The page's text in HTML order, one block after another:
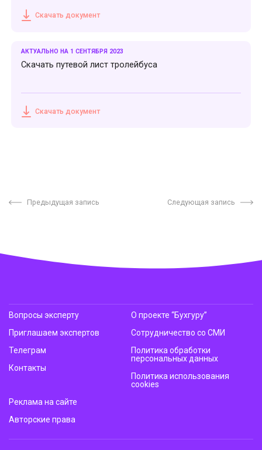
Скачать документ
АКТУАЛЬНО НА 1 СЕНТЯБРЯ 2023
Скачать путевой лист тролейбуса
Скачать документ
Предыдущая запись Следующая запись
Вопросы эксперту
Приглашаем экспертов
Телеграм
Контакты
О проекте “Бухгуру”
Сотрудничество со СМИ
Политика обработки
персональных данных
Политика использования
cookies
Реклама на сайте
Авторские права